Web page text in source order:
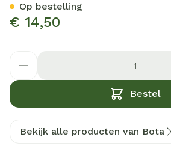
€ 14,50
Bestel
Op bestelling
Bekijk alle producten van Bota